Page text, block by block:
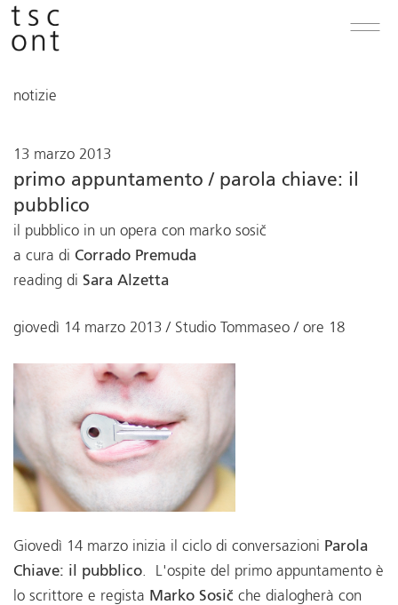
notizie
13 marzo 2013
primo appuntamento / parola chiave: il
pubblico
il pubblico in un opera con marko sosič
a cura di Corrado Premuda
reading di Sara Alzetta
giovedì 14 marzo 2013 / Studio Tommaseo / ore 18
Giovedì 14 marzo inizia il ciclo di conversazioni Parola
Chiave: il pubblico. L'ospite del primo appuntamento è
lo scrittore e regista Marko Sosič che dialogherà con